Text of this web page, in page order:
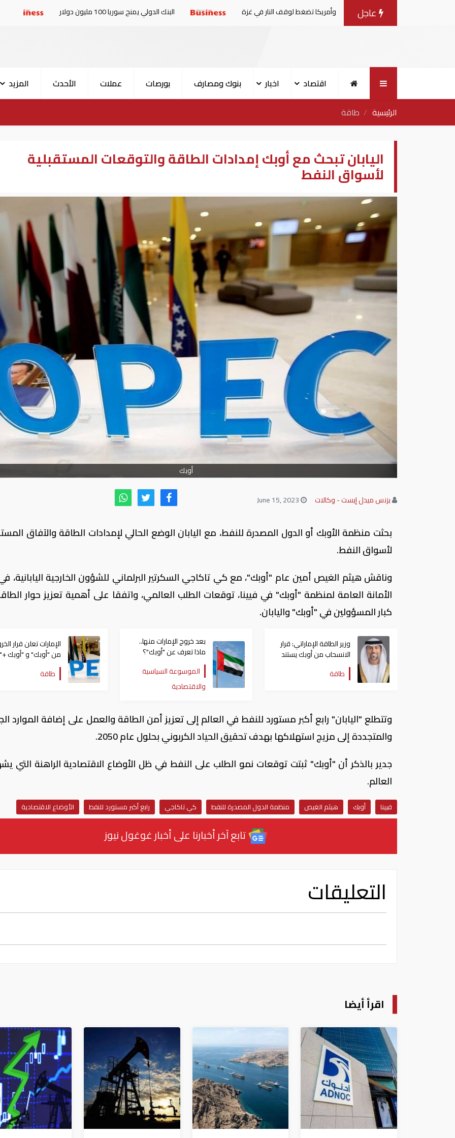
عاجل
مع إسرائيل.. وأمريكا تضغط لوقف النار في غزة البنك الدولي يمنح سوريا 100 مليون دولار الإمارات
اقتصاد اخبار بنوك ومصارف بورصات عملات الأحدث
المزيد
الرئيسية
طاقة
اليابان تبحث مع أوبك إمدادات الطاقة والتوقعات المستقبلية
لأسواق النفط
أوبك
بزنس ميدل إيست - وكالات
بحثت منظمة الأوبك أو الدول المصدرة للنفط، مع اليابان الوضع الحالي لإمدادات الطاقة والآفاق
لأسواق النفط.
وناقش هيثم الغيص أمين عام "أوبك"، مع كي تاكاجي السكرتير البرلماني للشؤون الخارجية اليابانية،
الأمانة العامة لمنظمة "أوبك" في فيينا، توقعات الطلب العالمي، واتفقا على أهمية تعزيز حوار
كبار المسؤولين في "أوبك" واليابان.
وزير الطاقة الإماراتي: قرار
الانسحاب من أوبك يستند
حصراً إلى المصلحة الوطنية
للدولة
طاقة
بعد خروج الإمارات منها..
ماذا تعرف عن "أوبك"؟
الموسوعة السياسية
والاقتصادية
الإمارات تعلن قرار
من "أوبك" و "أوبك +"
اعتباراً من أول مايو
طاقة
وتتطلع "اليابان" رابع أكبر مستورد للنفط في العالم إلى تعزيز أمن الطاقة والعمل على إضافة الموارد
والمتجددة إلى مزيج استهلاكها بهدف تحقيق الحياد الكربوني بحلول عام 2050.
جدير بالذكر أن "أوبك" ثبتت توقعات نمو الطلب على النفط في ظل الأوضاع الاقتصادية الراهنة التي
العالم.
فيينا أوبك هيثم الغيص منظمة الدول المصدرة للنفط كي تاكاجي رابع أكبر مستورد للنفط الأوضاع الاقتصادية
تابع آخر أخبارنا على أخبار غوغول نيوز
التعليقات
اقرأ أيضا